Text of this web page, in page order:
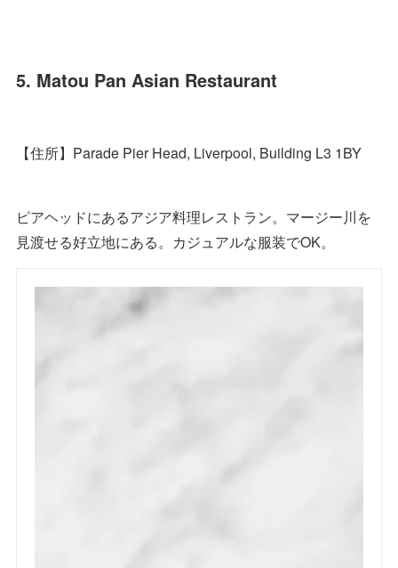
5. Matou Pan Asian Restaurant
【住所】Parade Pier Head, Liverpool, Building L3 1BY
ピアヘッドにあるアジア料理レストラン。マージー川を
見渡せる好立地にある。カジュアルな服装でOK。